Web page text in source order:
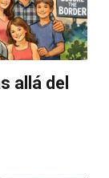
allá del